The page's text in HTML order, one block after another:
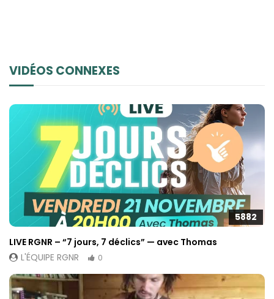
VIDÉOS CONNEXES
5882
LIVE RGNR – “7 jours, 7 déclics” — avec Thomas
L'ÉQUIPE RGNR
0